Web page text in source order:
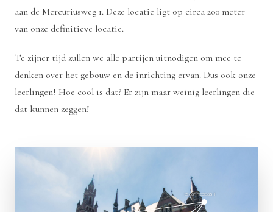
aan de Mercuriusweg 1. Deze locatie ligt op circa 200 meter
van onze definitieve locatie.
Te zijner tijd zullen we alle partijen uitnodigen om mee te
denken over het gebouw en de inrichting ervan. Dus ook onze
leerlingen! Hoe cool is dat? Er zijn maar weinig leerlingen die
dat kunnen zeggen!
tsaar nicolaas II